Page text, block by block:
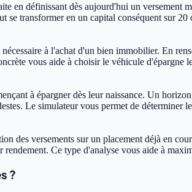
en définissant dès aujourd'hui un versement
transformer en un capital conséquent sur
à l'achat d'un bien immobilier. En
vous aide à choisir le véhicule
à épargner dès leur naissance. Un
Le simulateur vous permet de
des versements sur un placement déjà en
Ce type d'analyse vous aide à
?